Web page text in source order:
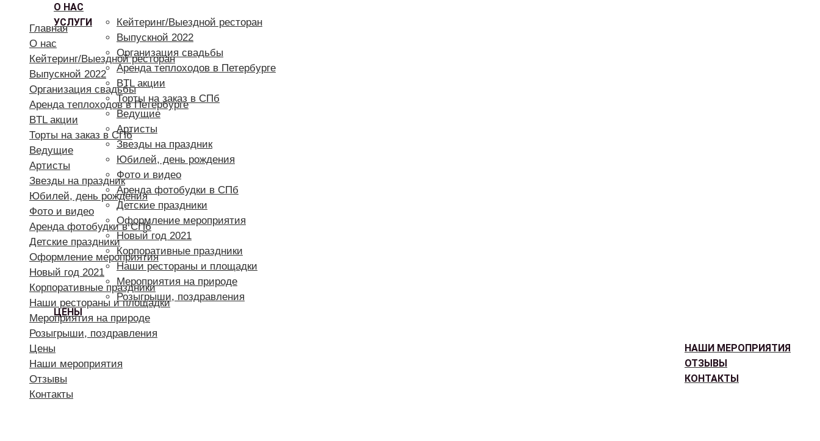
О НАС
УСЛУГИ
Кейтеринг/Выездной ресторан
Выпускной 2022
Организация свадьбы
Аренда теплоходов в Петербурге
BTL акции
Торты на заказ в СПб
Ведущие
Артисты
Звезды на праздник
Юбилей, день рождения
Фото и видео
Аренда фотобудки в СПб
Детские праздники
Оформление мероприятия
Новый год 2021
Корпоративные праздники
Наши рестораны и площадки
Мероприятия на природе
Розыгрыши, поздравления
ЦЕНЫ
НАШИ МЕРОПРИЯТИЯ
ОТЗЫВЫ
КОНТАКТЫ
Главная
О нас
Кейтеринг/Выездной ресторан
Выпускной 2022
Организация свадьбы
Аренда теплоходов в Петербурге
BTL акции
Торты на заказ в СПб
Ведущие
Артисты
Звезды на праздник
Юбилей, день рождения
Фото и видео
Аренда фотобудки в СПб
Детские праздники
Оформление мероприятия
Новый год 2021
Корпоративные праздники
Наши рестораны и площадки
Мероприятия на природе
Розыгрыши, поздравления
Цены
Наши мероприятия
Отзывы
Контакты